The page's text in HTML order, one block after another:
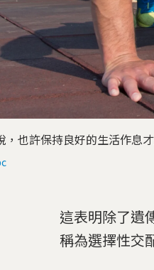
，也許保持良好的生活作息
這表明除了遺
稱為選擇性交